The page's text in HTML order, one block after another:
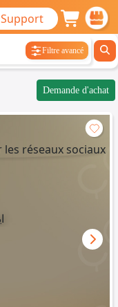
Support
Filtre avancé
Demande d'achat